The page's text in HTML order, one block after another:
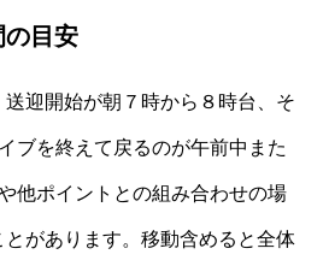
の目安
迎開始が朝７時から８時台、そ
ブを終えて戻るのが午前中また
他ポイントとの組み合わせの場
があります。移動含めると全体